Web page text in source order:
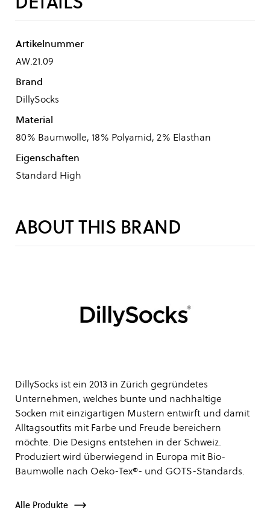
Artikelnummer
AW.21.09
Brand
DillySocks
Material
80% Baumwolle, 18% Polyamid, 2% Elasthan
Eigenschaften
Standard High
ABOUT THIS BRAND
DillySocks ist ein 2013 in Zürich gegründetes
Unternehmen, welches bunte und nachhaltige
Socken mit einzigartigen Mustern entwirft und damit
Alltagsoutfits mit Farbe und Freude bereichern
möchte. Die Designs entstehen in der Schweiz.
Produziert wird überwiegend in Europa mit Bio-
Baumwolle nach Oeko-Tex®- und GOTS-Standards.
Alle Produkte